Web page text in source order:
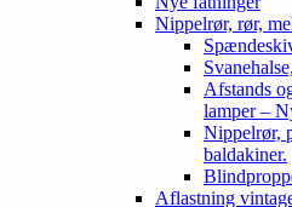
Nippelrør, rør,
Afstands
lamper –
Nippelrør,
baldakiner.
Aflastning